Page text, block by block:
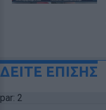
ΔΕΙΤΕ ΕΠΙΣΗΣ
par: 2